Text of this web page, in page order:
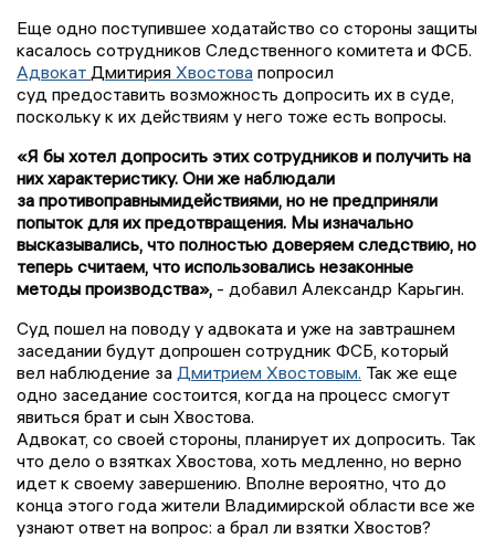
Еще одно поступившее ходатайство со стороны защиты
касалось сотрудников Следственного комитета и ФСБ.
Адвокат Дмитирия Хвостова попросил
суд предоставить возможность допросить их в суде,
поскольку к их действиям у него тоже есть вопросы.
«Я бы хотел допросить этих сотрудников и получить на
них характеристику. Они же наблюдали
за противоправнымидействиями, но не предприняли
попыток для их предотвращения. Мы изначально
высказывались, что полностью доверяем следствию, но
теперь считаем, что использовались незаконные
методы производства», - добавил Александр Карьгин.
Суд пошел на поводу у адвоката и уже на завтрашнем
заседании будут допрошен сотрудник ФСБ, который
вел наблюдение за Дмитрием Хвостовым. Так же еще
одно заседание состоится, когда на процесс смогут
явиться брат и сын Хвостова.
Адвокат, со своей стороны, планирует их допросить. Так
что дело о взятках Хвостова, хоть медленно, но верно
идет к своему завершению. Вполне вероятно, что до
конца этого года жители Владимирской области все же
узнают ответ на вопрос: а брал ли взятки Хвостов?